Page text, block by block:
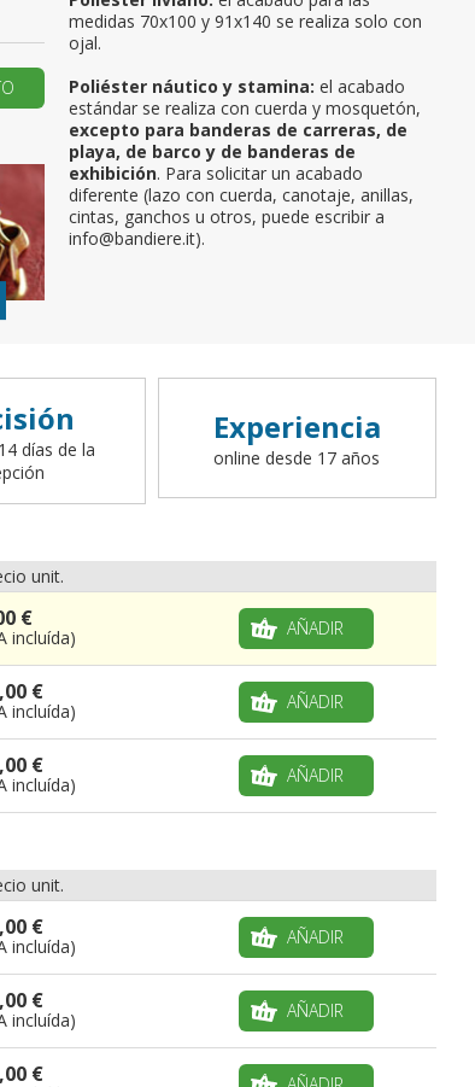
medidas 70x100 y 91x140 se realiza solo con
ojal.
Poliéster náutico y stamina: el acabado
estándar se realiza con cuerda y mosquetón,
excepto para banderas de carreras, de
playa, de barco y de banderas de
exhibición. Para solicitar un acabado
diferente (lazo con cuerda, canotaje, anillas,
cintas, ganchos u otros, puede escribir a
info@bandiere.it).
días de la
Experiencia
online desde 17 años
unit.
€
incluída) AÑADIR
€
incluída) AÑADIR
€
incluída) AÑADIR
unit.
€
incluída) AÑADIR
€
incluída) AÑADIR
€